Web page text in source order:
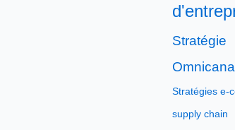
Stratégie
Stratégies e-
supply chain